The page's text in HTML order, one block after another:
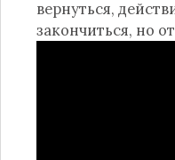
вернуться,
закончиться, но